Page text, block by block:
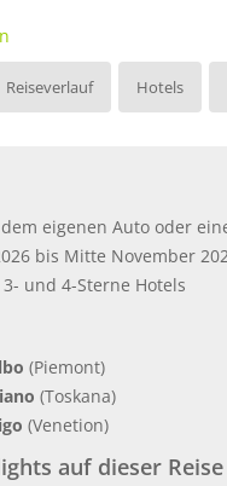
Reiseverlauf Hotels
eigenen Auto oder
bis Mitte November
und 4-Sterne Hotels
(Piemont)
(Toskana)
(Venetion)
auf dieser Reise